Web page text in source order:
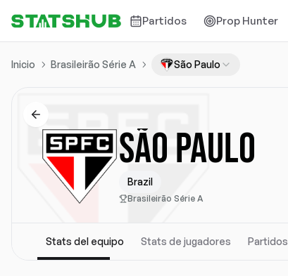
Partidos Prop Hunter
Inicio Brasileirão Série A São Paulo
SÃO PAULO
Brazil
Brasileirão Série A
Stats del equipo Stats de jugadores Partidos